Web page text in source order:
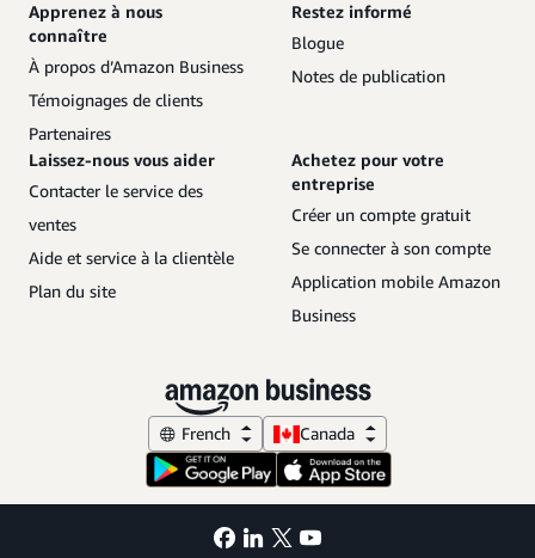
Apprenez à nous
connaître
À propos d’Amazon Business
Témoignages de clients
Partenaires
Restez informé
Blogue
Notes de publication
Laissez-nous vous aider
Contacter le service des
ventes
Aide et service à la clientèle
Plan du site
Achetez pour votre
entreprise
Créer un compte gratuit
Se connecter à son compte
Application mobile Amazon
Business
French Canada